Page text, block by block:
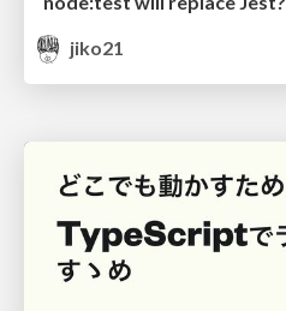
jiko21